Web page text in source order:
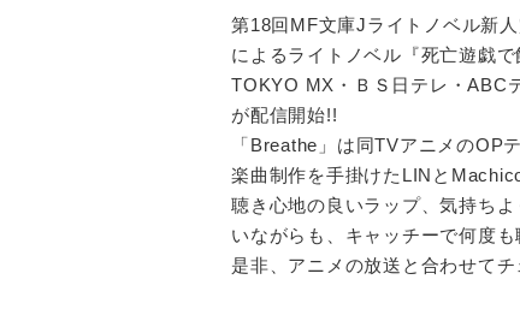
第18回MF文庫Jライトノベル新
によるライトノベル『死亡遊戯で
TOKYO MX・ＢＳ日テレ・ABC
が配信開始!!
「Breathe」は同TVアニメのOP
楽曲制作を手掛けたLINと
聴き心地の良いラップ、気持ち
いながらも、キャッチーで何度も
是非、アニメの放送と合わせてチ